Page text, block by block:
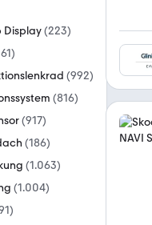
Display(223)
)
(992)
(816)
(917)
(186)
(1.063)
(1.004)
)